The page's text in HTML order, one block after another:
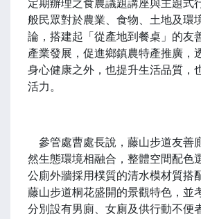
定期辦理之食農議題講座與主題式
般民眾對於農業、食物、土地及環
論，搭建起「從產地到餐桌」的友
產業發展，促進鄉鎮農特產推廣，
身心健康之外，也提升生活品質，
活力。
參管處曹處長說，藤山步道友善
然生態環境相融合，整體空間配色
公廁外牆採用樸質的清水模材質搭
藤山步道桐花盛開的景觀特色，並
分別設有男廁、女廁及供行動不便